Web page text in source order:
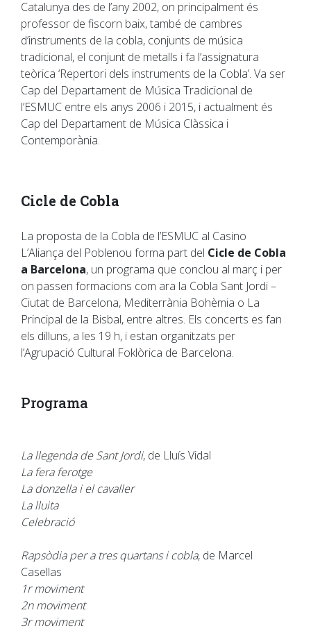
Catalunya des de l’any 2002, on principalment és
professor de fiscorn baix, també de cambres
d’instruments de la cobla, conjunts de música
tradicional, el conjunt de metalls i fa l’assignatura
teòrica ‘Repertori dels instruments de la Cobla’. Va ser
Cap del Departament de Música Tradicional de
l’ESMUC entre els anys 2006 i 2015, i actualment és
Cap del Departament de Música Clàssica i
Contemporània.
Cicle de Cobla
La proposta de la Cobla de l’ESMUC al Casino
L’Aliança del Poblenou forma part del Cicle de Cobla
a Barcelona, un programa que conclou al març i per
on passen formacions com ara la Cobla Sant Jordi –
Ciutat de Barcelona, Mediterrània Bohèmia o La
Principal de la Bisbal, entre altres. Els concerts es fan
els dilluns, a les 19 h, i estan organitzats per
l’Agrupació Cultural Foklòrica de Barcelona.
Programa
La llegenda de Sant Jordi, de Lluís Vidal
La fera ferotge
La donzella i el cavaller
La lluita
Celebració
Rapsòdia per a tres quartans i cobla, de Marcel
Casellas
1r moviment
2n moviment
3r moviment